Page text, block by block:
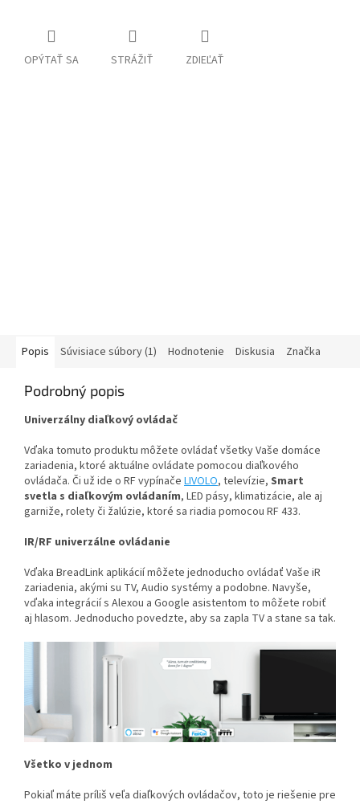
OPÝTAŤ SA STRÁŽIŤ ZDIEĽAŤ
Popis Súvisiace súbory (1) Hodnotenie Diskusia Značka
Podrobný popis
Univerzálny diaľkový ovládač
Vďaka tomuto produktu môžete ovládať všetky Vaše domáce
zariadenia, ktoré aktuálne ovládate pomocou diaľkového
ovládača. Či už ide o RF vypínače LIVOLO, televízie, Smart
svetla s diaľkovým ovládaním, LED pásy, klimatizácie, ale aj
garniže, rolety či žalúzie, ktoré sa riadia pomocou RF 433.
IR/RF univerzálne ovládanie
Vďaka BreadLink aplikácií môžete jednoducho ovládať Vaše iR
zariadenia, akými su TV, Audio systémy a podobne. Navyše,
vďaka integrácií s Alexou a Google asistentom to môžete robiť
aj hlasom. Jednoducho povedzte, aby sa zapla TV a stane sa tak.
Všetko v jednom
Pokiaľ máte príliš veľa diaľkových ovládačov, toto je riešenie pre